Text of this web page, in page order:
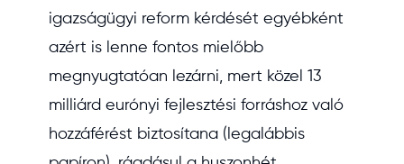
igazságügyi reform kérdését egyébként
azért is lenne fontos mielőbb
megnyugtatóan lezárni, mert közel 13
milliárd eurónyi fejlesztési forráshoz való
hozzáférést biztosítana (legalábbis